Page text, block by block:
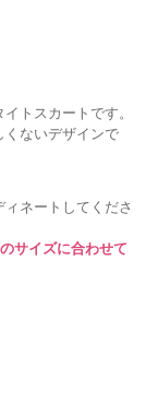
トスカートです。
くないデザインで
ネートしてくださ
サイズに合わせて